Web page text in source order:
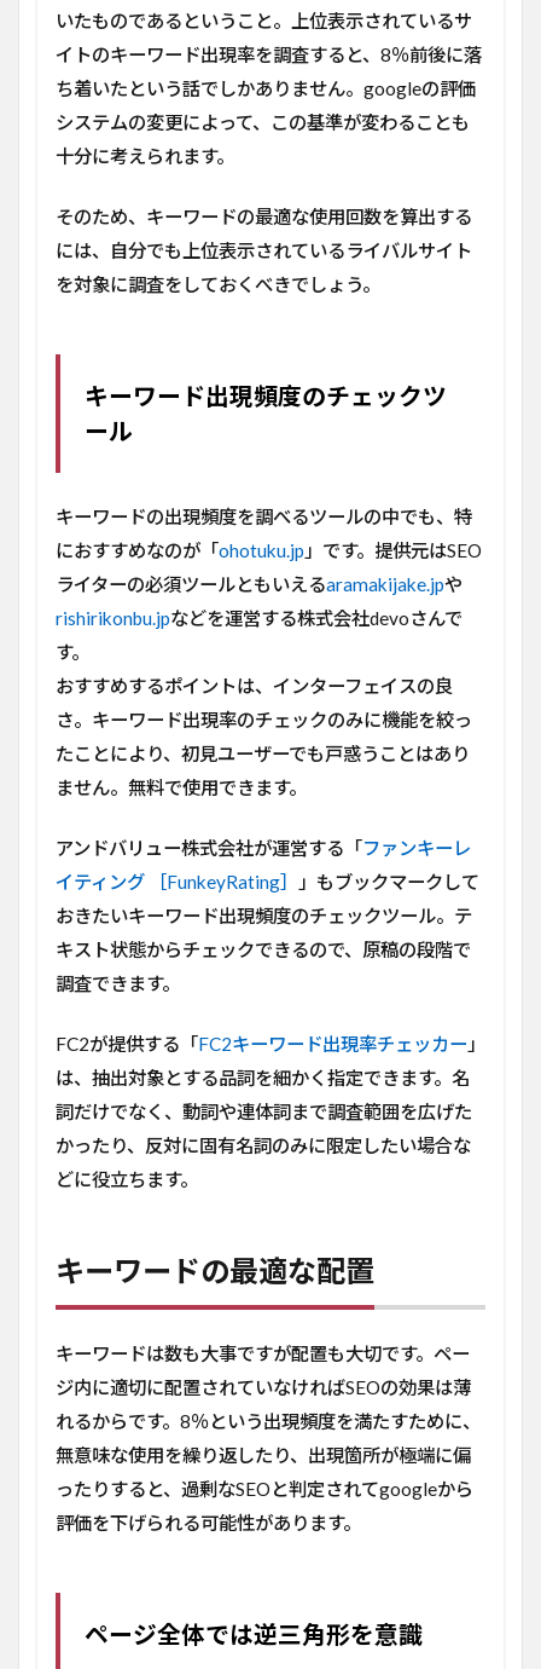
体で
は逆
三角
形を
意識
3.2
角形
くる
には
テー
マ決
め
ま
め
いたものであるということ。上位表示されているサ
イトのキーワード出現率を調査すると、8％前後に落
ち着いたという話でしかありません。googleの評価
システムの変更によって、この基準が変わることも
十分に考えられます。
そのため、キーワードの最適な使用回数を算出する
には、自分でも上位表示されているライバルサイト
を対象に調査をしておくべきでしょう。
キーワード出現頻度のチェックツ
ール
キーワードの出現頻度を調べるツールの中でも、特
におすすめなのが「ohotuku.jp 」です。提供元はSEO
ライターの必須ツールともいえるaramakijake.jpや
rishirikonbu.jpなどを運営する株式会社devoさんで
す。
おすすめするポイントは、インターフェイスの良
さ。キーワード出現率のチェックのみに機能を絞っ
たことにより、初見ユーザーでも戸惑うことはあり
ません。無料で使用できます。
アンドバリュー株式会社が運営する「ファンキーレ
イティング ［FunkeyRating］
」もブックマークして
おきたいキーワード出現頻度のチェックツール。テ
キスト状態からチェックできるので、原稿の段階で
調査できます。
FC2が提供する「FC2キーワード出現率チェッカー 」
は、抽出対象とする品詞を細かく指定できます。名
詞だけでなく、動詞や連体詞まで調査範囲を広げた
かったり、反対に固有名詞のみに限定したい場合な
どに役立ちます。
キーワードの最適な配置
キーワードは数も大事ですが配置も大切です。ペー
ジ内に適切に配置されていなければSEOの効果は薄
れるからです。8％という出現頻度を満たすために、
無意味な使用を繰り返したり、出現箇所が極端に偏
ったりすると、過剰なSEOと判定されてgoogleから
評価を下げられる可能性があります。
ページ全体では逆三角形を意識